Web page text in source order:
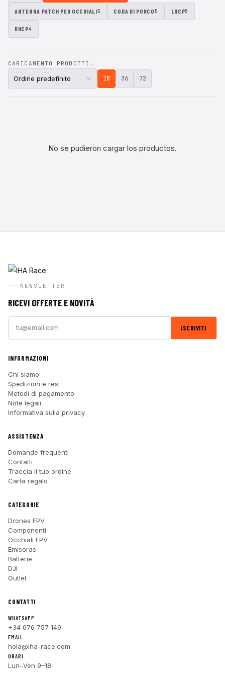
ANTENNA PATCH PER OCCHIALI5 CODA DI PORCO5 LHCP5
RHCP4
CARICAMENTO PRODOTTI…
18 36 72
No se pudieron cargar los productos.
NEWSLETTER
RICEVI OFFERTE E NOVITÀ
ISCRIVITI
INFORMAZIONI
Chi siamo
Spedizioni e resi
Metodi di pagamento
Note legali
Informativa sulla privacy
ASSISTENZA
Domande frequenti
Contatti
Traccia il tuo ordine
Carta regalo
CATEGORIE
Drones FPV
Componenti
Occhiali FPV
Emisoras
Batterie
DJI
Outlet
CONTATTI
WHATSAPP
+34 676 757 149
EMAIL
hola@iha-race.com
ORARI
Lun–Ven 9–18